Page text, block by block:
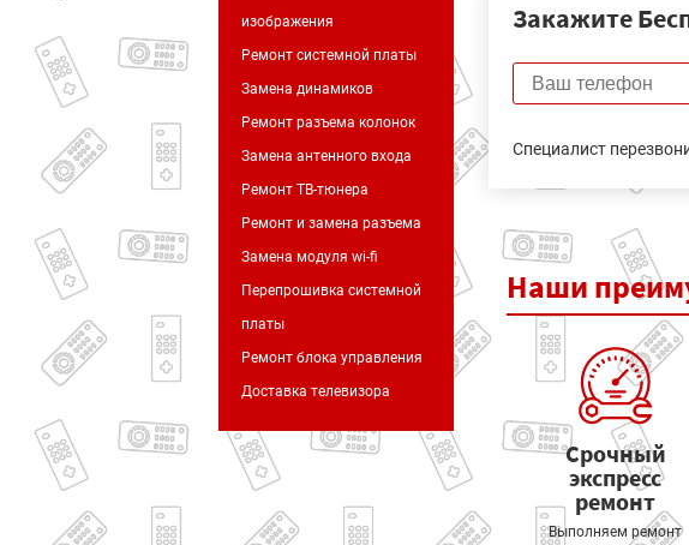
изображения
Ремонт системной платы
Замена динамиков
Ремонт разъема колонок
Замена антенного входа
Ремонт ТВ-тюнера
Ремонт и замена разъема
Замена модуля wi-fi
Перепрошивка системной
платы
Ремонт блока управления
Доставка телевизора
Закажите
Специалист
Наши
Срочный
экспресс
ремонт
Выполняем ремонт